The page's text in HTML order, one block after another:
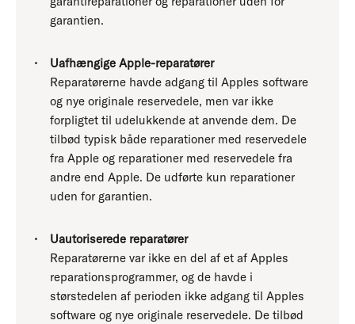
garantien.
Uafhængige Apple-reparatører
Reparatørerne havde adgang til Apples software
og nye originale reservedele, men var ikke
forpligtet til udelukkende at anvende dem. De
tilbød typisk både reparationer med reservedele
fra Apple og reparationer med reservedele fra
andre end Apple. De udførte kun reparationer
uden for garantien.
Uautoriserede reparatører
Reparatørerne var ikke en del af et af Apples
reparationsprogrammer, og de havde i
størstedelen af perioden ikke adgang til Apples
software og nye originale reservedele. De tilbød